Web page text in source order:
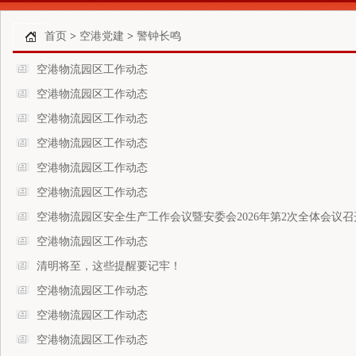
首页 > 空港党建 > 警钟长鸣
空港物流园区工作动态
空港物流园区工作动态
空港物流园区工作动态
空港物流园区工作动态
空港物流园区工作动态
空港物流园区工作动态
空港物流园区安全生产工作会议暨安委会2026年第2次全体会议召
空港物流园区工作动态
清明将至，这些提醒要记牢！
空港物流园区工作动态
空港物流园区工作动态
空港物流园区工作动态